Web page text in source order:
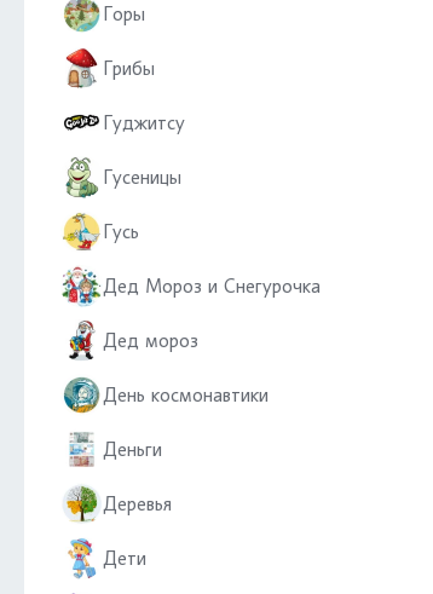
Горы
Грибы
Гуджитсу
Гусеницы
Гусь
Дед Мороз и Снегурочка
Дед мороз
День космонавтики
Деньги
Деревья
Дети